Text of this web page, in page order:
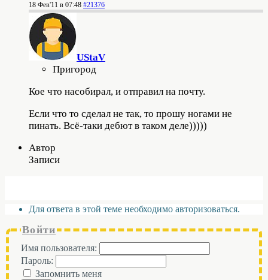
18 Фев'11 в 07:48 #21376
UStaV
Пригород
Кое что насобирал, и отправил на почту.
Если что то сделал не так, то прошу ногами не
пинать. Всё-таки дебют в таком деле)))))
Автор
Записи
Для ответа в этой теме необходимо авторизоваться.
Войти
Имя пользователя:
Пароль:
Запомнить меня